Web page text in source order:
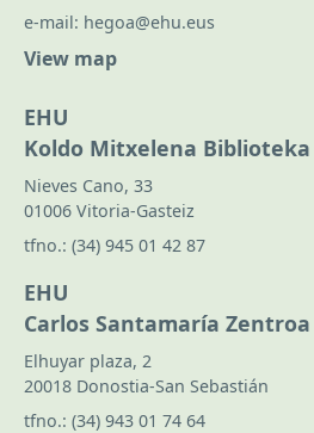
e-mail: hegoa@ehu.eus
View map
EHU
Koldo Mitxelena Biblioteka
Nieves Cano, 33
01006 Vitoria-Gasteiz
tfno.: (34) 945 01 42 87
EHU
Carlos Santamaría Zentroa
Elhuyar plaza, 2
20018 Donostia-San Sebastián
tfno.: (34) 943 01 74 64